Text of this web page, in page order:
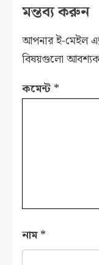
মন্তব্য করুন
আপনার ই-মেইল
বিষয়গুলো
কমেন্ট *
নাম*